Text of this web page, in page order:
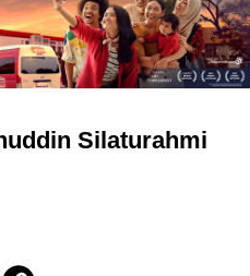
Silaturahmi